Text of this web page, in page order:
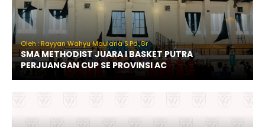
Oleh : Rayyan Wahyu Maulana S.Pd.,Gr
SMA METHODIST JUARA I BASKET PUTRA
PERJUANGAN CUP SE PROVINSI AC